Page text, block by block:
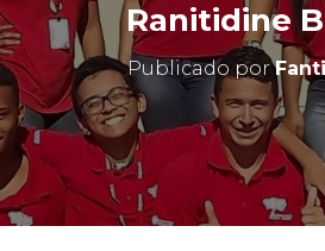
Ranitidine
Publicado por